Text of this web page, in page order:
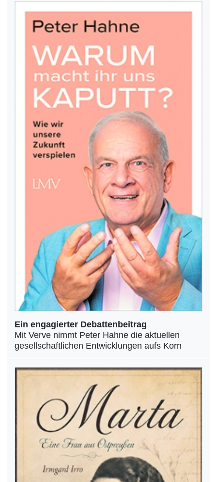
Ein engagierter Debattenbeitrag
Mit Verve nimmt Peter Hahne die aktuellen
gesellschaftlichen Entwicklungen aufs Korn